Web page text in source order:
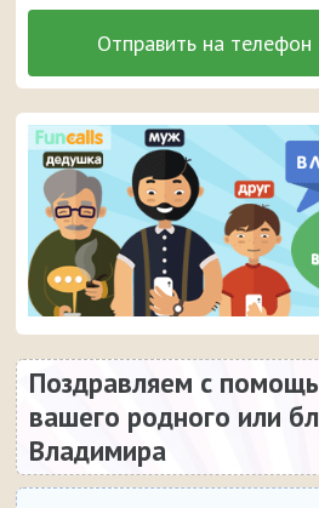
Поздравляем с
вашего родного или
Владимира